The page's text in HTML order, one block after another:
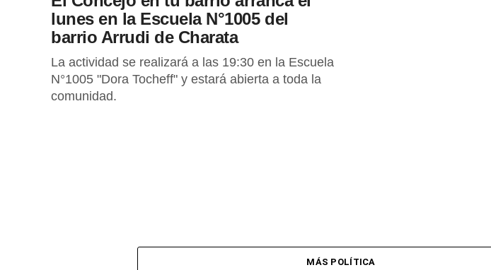
lunes en la Escuela N°1005 del
barrio Arrudi de Charata
La actividad se realizará a las 19:30 en la Escuela
N°1005 "Dora Tocheff" y estará abierta a toda la
comunidad.
MÁS POLÍTICA